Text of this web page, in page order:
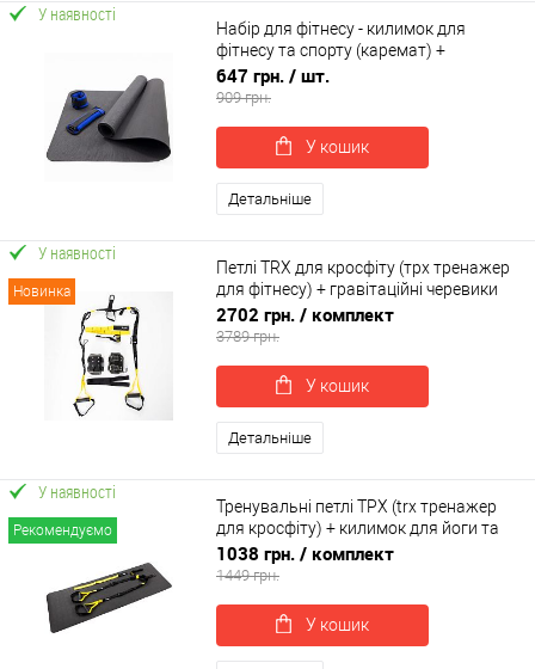
У наявності
Набір для фітнесу - килимок для
фітнесу та спорту (каремат) +
обважнювачі 2шт по 1 кг OSPORT Set
46 (n-0076)
647 грн. / шт.
909 грн.
У кошик
Детальніше
Новинка
У наявності
Петлі TRX для кросфіту (трх тренажер
для фітнесу) + гравітаційні черевики
для турніку OSPORT Set 54 (n-0084)
2702 грн. / комплект
3789 грн.
У кошик
Детальніше
Рекомендуємо
У наявності
Тренувальні петлі ТРХ (trx тренажер
для кросфіту) + килимок для йоги та
фітнесу OSPORT Set 57 (n-0087)
1038 грн. / комплект
1449 грн.
У кошик